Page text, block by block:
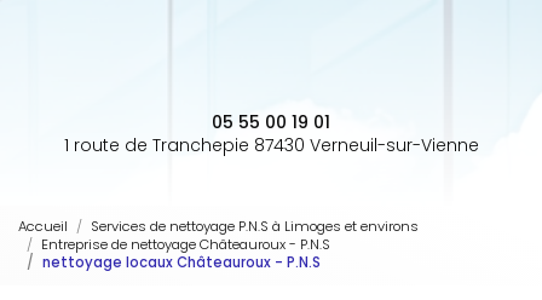
05 55 00 19 01
1 route de Tranchepie 87430 Verneuil-sur-Vienne
Accueil
Services de nettoyage P.N.S à Limoges et environs
Entreprise de nettoyage Châteauroux - P.N.S
nettoyage locaux Châteauroux - P.N.S